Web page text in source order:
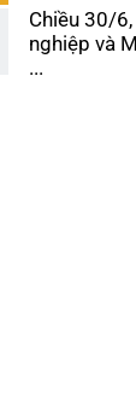
Chiều 30/
nghiệp và
...